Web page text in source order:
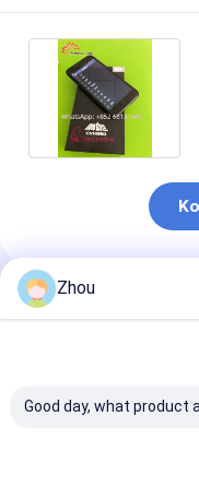
Polecane Produkty
Zhou
Good day, what product